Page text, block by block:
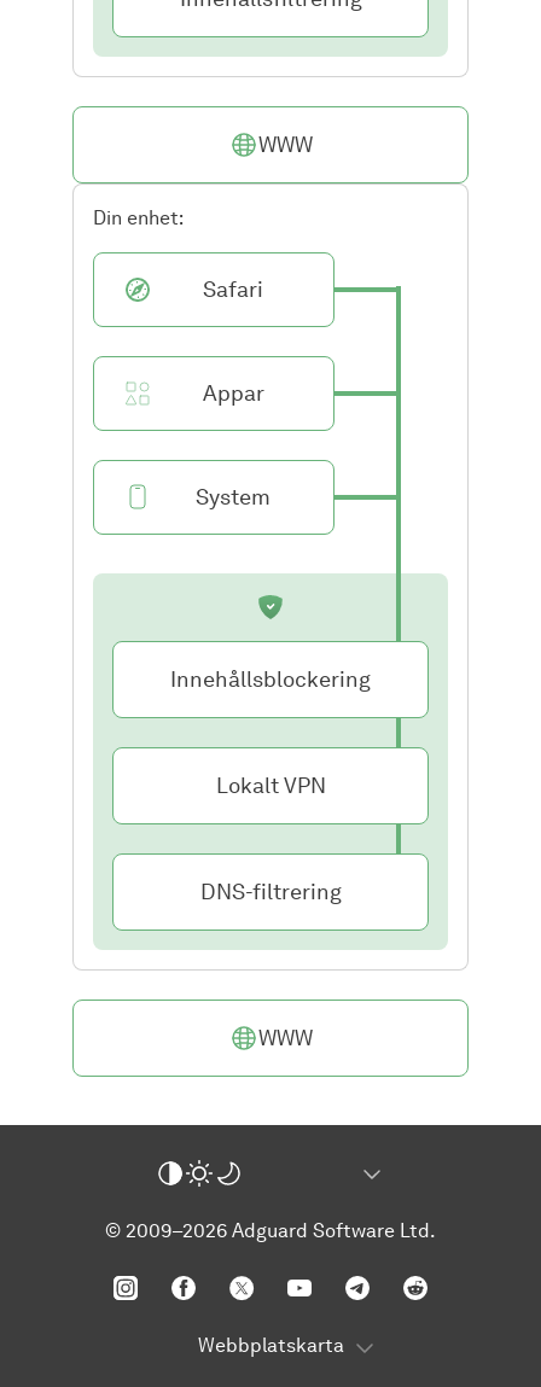
WWW
Din enhet:
Safari
Appar
System
Innehållsblockering
Lokalt VPN
DNS-filtrering
WWW
© 2009–2026 Adguard Software Ltd.
Webbplatskarta